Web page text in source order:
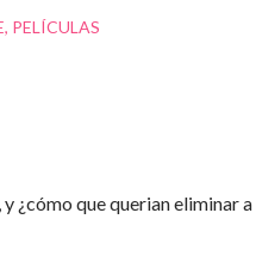
PELÍCULAS
¿cómo que querian eliminar